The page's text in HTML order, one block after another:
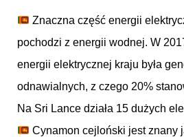
Znaczna część energii
pochodzi z energii wodnej. W
energii elektrycznej kraju była
odnawialnych, z czego 20%
Na Sri Lance działa 15 dużych
Cynamon cejloński jest znany